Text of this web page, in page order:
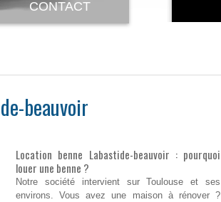
CONTACT
beauvoir
Location benne Labastide-beauvoir : pourquoi
louer une benne ?
Notre société intervient sur Toulouse et ses
environs. Vous avez une maison à rénover ?